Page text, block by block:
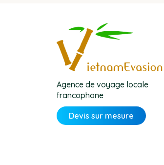
Agence de voyage locale
francophone
Devis sur mesure